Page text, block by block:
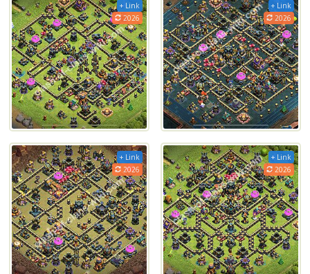
+ Link
2026
+ Link
2026
+ Link
2026
+ Link
2026